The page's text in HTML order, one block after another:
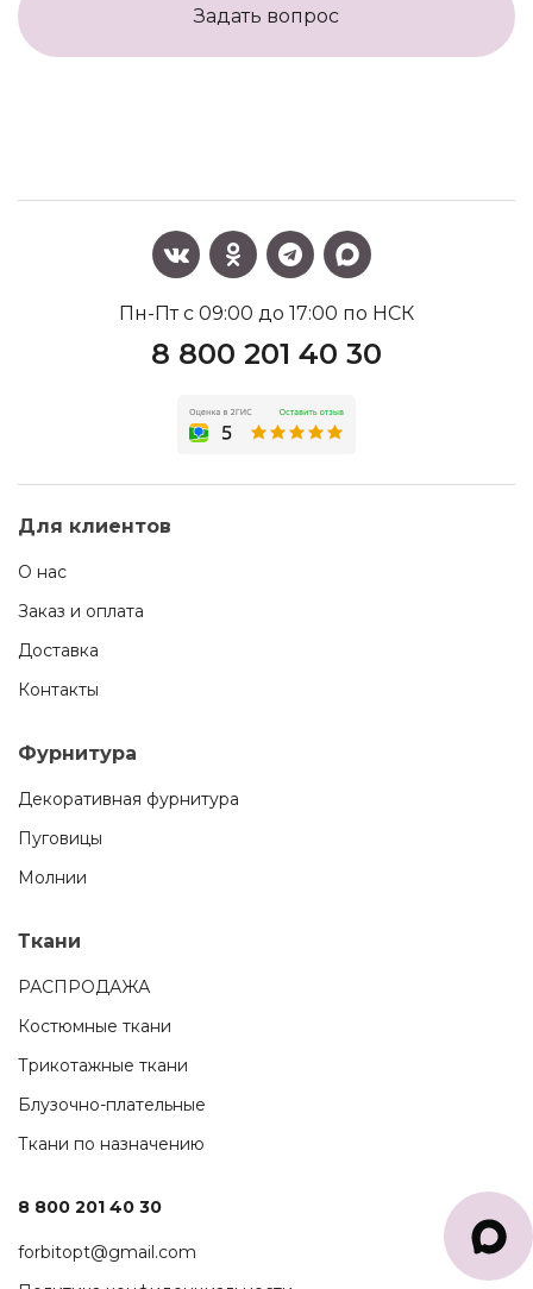
Задать вопрос
Пн-Пт с 09:00 до 17:00 по НСК
8 800 201 40 30
Для клиентов
О нас
Заказ и оплата
Доставка
Контакты
Фурнитура
Декоративная фурнитура
Пуговицы
Молнии
Ткани
РАСПРОДАЖА
Костюмные ткани
Трикотажные ткани
Блузочно-плательные
Ткани по назначению
8 800 201 40 30
forbitopt@gmail.com